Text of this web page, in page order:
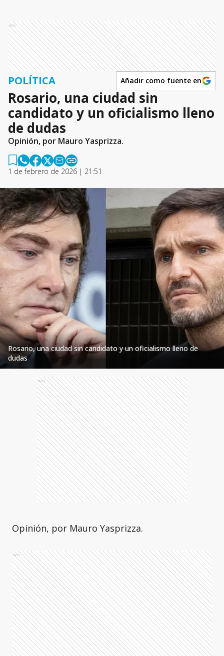
Ads
POLÍTICA Añadir como fuente en
Rosario, una ciudad sin
candidato y un oficialismo lleno
de dudas
Opinión, por Mauro Yasprizza.
1 de febrero de 2026 | 21:51
Rosario, una ciudad sin candidato y un oficialismo lleno de
dudas
Ads
Opinión, por Mauro Yasprizza.
Ads